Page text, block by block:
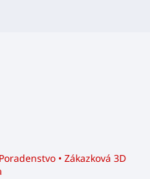
• Zákazková 3D